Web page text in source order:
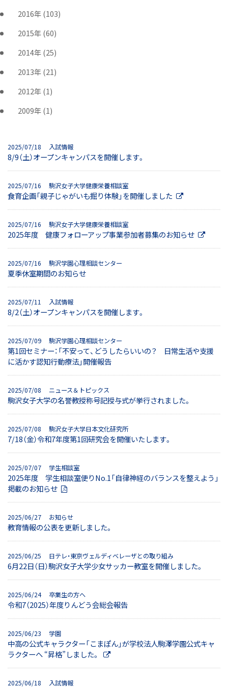
2025/07/18 入試情報
8/9（土）オープンキャンパスを開催します。
2025/07/16 駒沢女子大学健康栄養相談室
食育企画「親子じゃがいも掘り体験」を開催しました
2025/07/16 駒沢女子大学健康栄養相談室
2025年度 健康フォローアップ事業参加者募集のお知らせ
2025/07/16 駒沢学園心理相談センター
夏季休室期間のお知らせ
2025/07/11 入試情報
8/2（土）オープンキャンパスを開催します。
2025/07/09 駒沢学園心理相談センター
第1回セミナー：「不安って、どうしたらいいの？ 日常生活や支援
に活かす認知行動療法」開催報告
2025/07/08 ニュース＆トピックス
駒沢女子大学の名誉教授称号記授与式が挙行されました。
2025/07/08 駒沢女子大学日本文化研究所
7/18（金）令和7年度第1回研究会を開催いたします。
2025/07/07 学生相談室
2025年度 学生相談室便りNo.1「自律神経のバランスを整えよう」
掲載のお知らせ
2025/06/27 お知らせ
教育情報の公表を更新しました。
2025/06/25 日テレ・東京ヴェルディベレーザとの取り組み
6月22日（日）駒沢女子大学少女サッカー教室を開催しました。
2025/06/24 卒業生の方へ
令和7（2025）年度りんどう会総会報告
2025/06/23 学園
中高の公式キャラクター「こまぽん」が学校法人駒澤学園公式キャ
ラクターへ “昇格”しました。
2025/06/18 入試情報
2016年(103)
2015年(60)
2014年(25)
2013年(21)
2012年(1)
2009年(1)